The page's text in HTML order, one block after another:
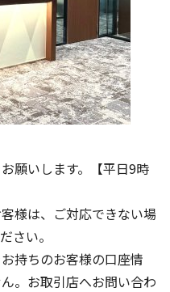
願いします。【平日9時
様は、ご対応できない場
さい。
持ちのお客様の口座情
。お取引店へお問い合わ